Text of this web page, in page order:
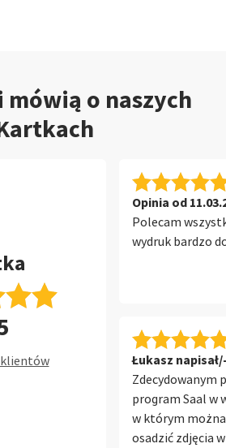
mówią o naszych
Opinia od
Polecam
wydruk bardzo
Łukasz
Zdecydowanym
program Saal w
w którym
osadzić zdjęcia